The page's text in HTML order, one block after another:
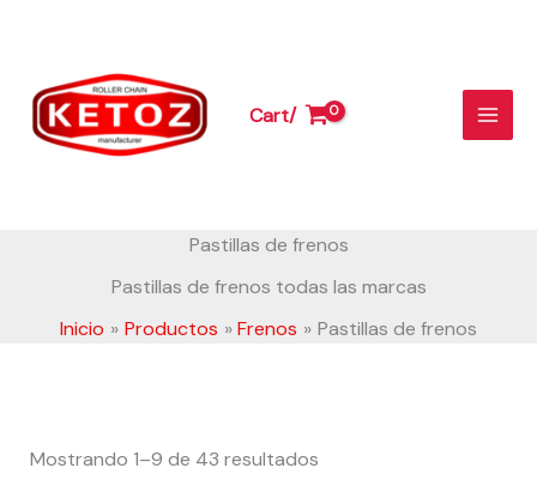
contenido
Cart/
Pastillas de frenos
Pastillas de frenos todas las marcas
Inicio
Productos Frenos Pastillas de frenos
Mostrando 1–9 de 43 resultados